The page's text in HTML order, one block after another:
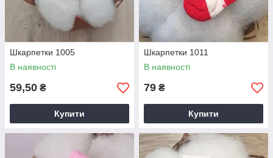
Шкарпетки 1005
В наявності
59,50 ₴
Купити
Шкарпетки 1011
В наявності
79 ₴
Купити